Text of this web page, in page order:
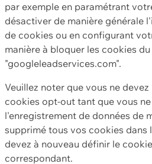
par exemple en paramétrant
désactiver de manière générale
de cookies ou en configurant
manière à bloquer les cookies
"googleleadservices.com".
Veuillez noter que vous ne
cookies opt-out tant que vous
l'enregistrement de données de
supprimé tous vos cookies dans
devez à nouveau définir le
correspondant.